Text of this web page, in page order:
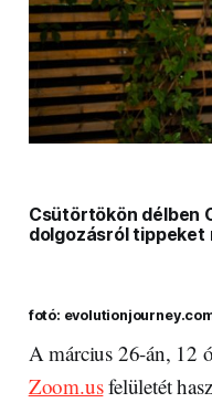
Csütörtökön délben
dolgozásról tippeket
fotó:
A március 26-án, 12
Zoom.usfelületét